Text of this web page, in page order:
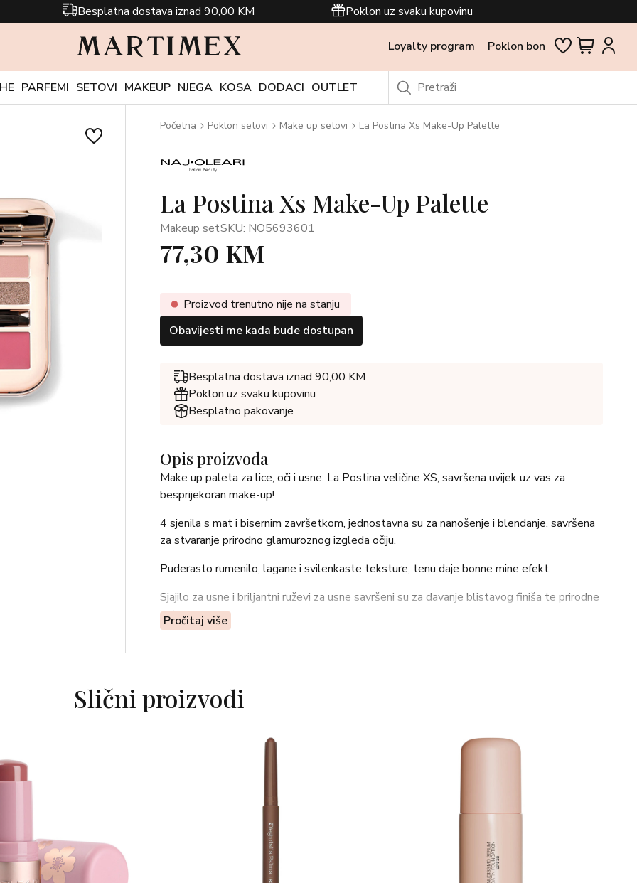
Besplatna dostava iznad 90,00 KM Poklon uz svaku kupovinu
Loyalty program Poklon bon
PARFEMI SETOVI MAKEUP NJEGA KOSA DODACI OUTLET
Početna Poklon setovi Make up setovi La Postina Xs Make-Up Palette
La Postina Xs Make-Up Palette
Makeup setSKU: NO5693601
77,30 KM
Proizvod trenutno nije na stanju
Obavijesti me kada bude dostupan
Besplatna dostava iznad 90,00 KM
Poklon uz svaku kupovinu
Besplatno pakovanje
Opis proizvoda
Make up paleta za lice, oči i usne: La Postina veličine XS, savršena uvijek uz vas za
besprijekoran make-up!
4 sjenila s mat i bisernim završetkom, jednostavna su za nanošenje i blendanje, savršena
za stvaranje prirodno glamuroznog izgleda očiju.
Puderasto rumenilo, lagane i svilenkaste teksture, tenu daje bonne mine efekt.
Sjajilo za usne i briljantni ruževi za usne savršeni su za davanje blistavog finiša te prirodne
boje na usnama.
Pročitaj više
Slični proizvodi